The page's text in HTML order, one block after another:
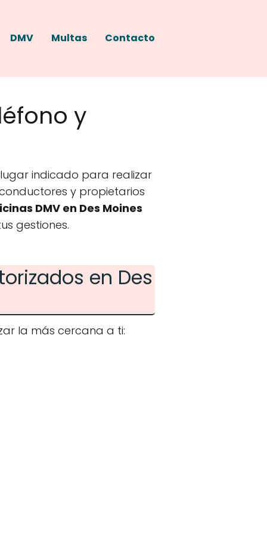
DMV Multas Contacto
y
lugar indicado para realizar
y propietarios
DMV en Des Moines
gestiones.
en Des
la más cercana a ti: